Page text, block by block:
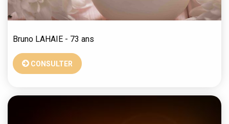
Bruno LAHAIE - 73 ans
CONSULTER